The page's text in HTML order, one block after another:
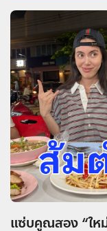
แซ่บคูณสอง “ให